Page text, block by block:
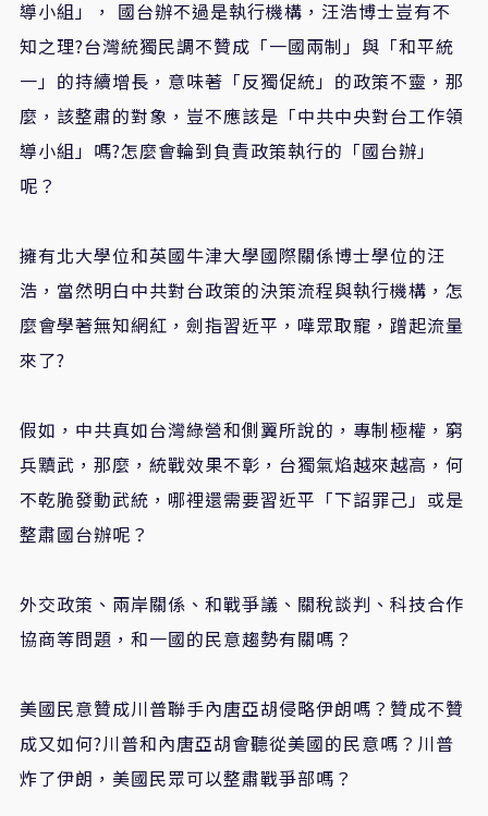
導小組」， 國台辦不過是執行機構，汪浩博士豈有不
知之理?台灣統獨民調不贊成「一國兩制」與「和平統
一」的持續增長，意味著「反獨促統」的政策不靈，那
麼，該整肅的對象，豈不應該是「中共中央對台工作領
導小組」嗎?怎麼會輪到負責政策執行的「國台辦」
呢？
擁有北大學位和英國牛津大學國際關係博士學位的汪
浩，當然明白中共對台政策的決策流程與執行機構，怎
麼會學著無知網紅，劍指習近平，嘩眾取寵，蹭起流量
來了?
假如，中共真如台灣綠營和側翼所說的，專制極權，窮
兵黷武，那麼，統戰效果不彰，台獨氣焰越來越高，何
不乾脆發動武統，哪裡還需要習近平「下詔罪己」或是
整肅國台辦呢？
外交政策、兩岸關係、和戰爭議、關稅談判、科技合作
協商等問題，和一國的民意趨勢有關嗎？
美國民意贊成川普聯手內唐亞胡侵略伊朗嗎？贊成不贊
成又如何?川普和內唐亞胡會聽從美國的民意嗎？川普
炸了伊朗，美國民眾可以整肅戰爭部嗎？